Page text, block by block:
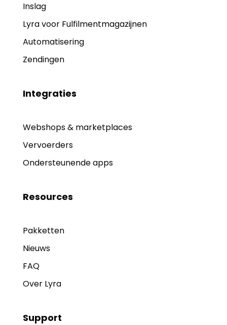
Inslag
Lyra voor Fulfilmentmagazijnen
Automatisering
Zendingen
Integraties
Webshops & marketplaces
Vervoerders
Ondersteunende apps
Resources
Pakketten
Nieuws
FAQ
Over Lyra
Support